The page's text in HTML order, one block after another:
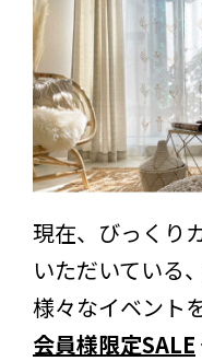
現在、びっくり
いただいている
様々なイベント
会員様限定SALE